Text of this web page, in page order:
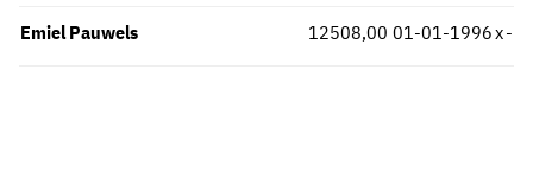
Emiel Pauwels x
12508,00 -
01-01-1996